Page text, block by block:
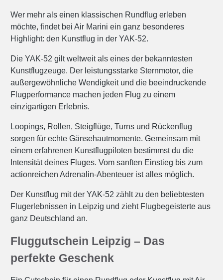
Wer mehr als einen klassischen Rundflug erleben
möchte, findet bei Air Marini ein ganz besonderes
Highlight: den Kunstflug in der YAK-52.
Die YAK-52 gilt weltweit als eines der bekanntesten
Kunstflugzeuge. Der leistungsstarke Sternmotor, die
außergewöhnliche Wendigkeit und die beeindruckende
Flugperformance machen jeden Flug zu einem
einzigartigen Erlebnis.
Loopings, Rollen, Steigflüge, Turns und Rückenflug
sorgen für echte Gänsehautmomente. Gemeinsam mit
einem erfahrenen Kunstflugpiloten bestimmst du die
Intensität deines Fluges. Vom sanften Einstieg bis zum
actionreichen Adrenalin-Abenteuer ist alles möglich.
Der Kunstflug mit der YAK-52 zählt zu den beliebtesten
Flugerlebnissen in Leipzig und zieht Flugbegeisterte aus
ganz Deutschland an.
Fluggutschein Leipzig – Das
perfekte Geschenk